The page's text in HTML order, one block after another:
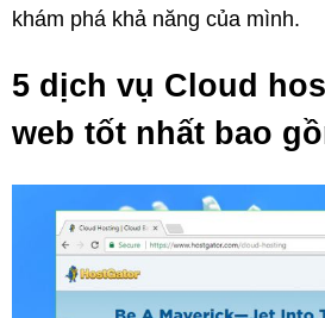
khám phá khả năng của mình.
5 dịch vụ Cloud
web tốt nhất bao